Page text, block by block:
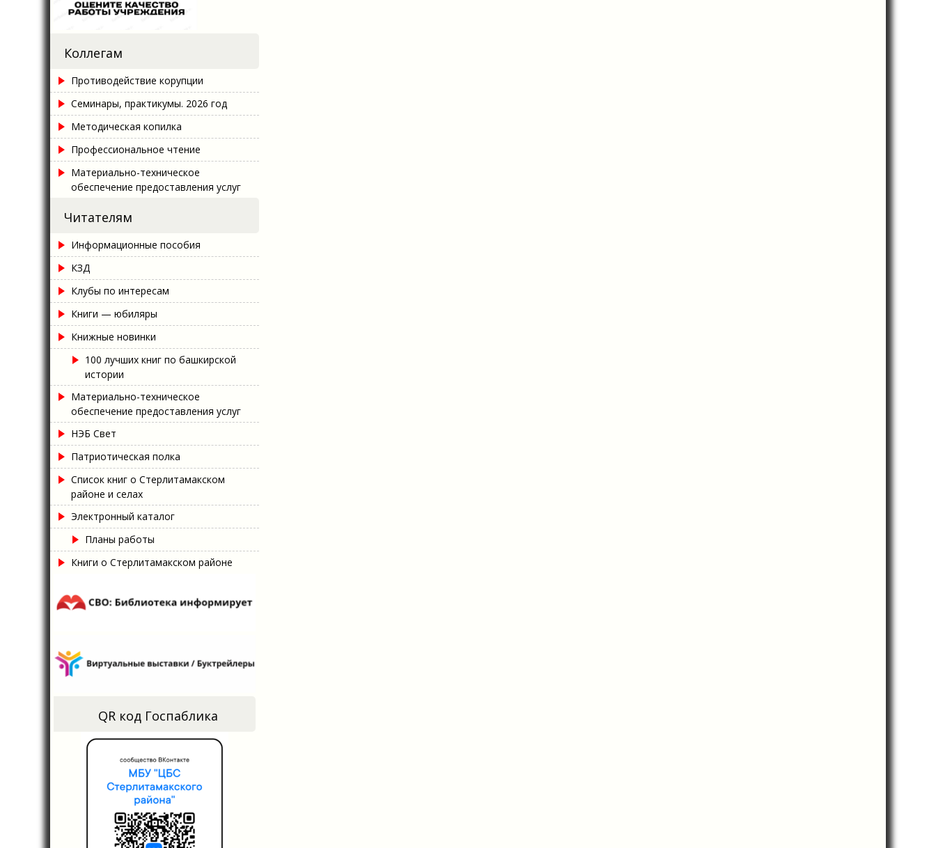
Коллегам
Противодействие корупции
Семинары, практикумы. 2026 год
Методическая копилка
Профессиональное чтение
Материально-техническое
обеспечение предоставления услуг
Читателям
Информационные пособия
КЗД
Клубы по интересам
Книги — юбиляры
Книжные новинки
100 лучших книг по башкирской
истории
Материально-техническое
обеспечение предоставления услуг
НЭБ Свет
Патриотическая полка
Список книг о Стерлитамакском
районе и селах
Электронный каталог
Планы работы
Книги о Стерлитамакском районе
QR код Госпаблика